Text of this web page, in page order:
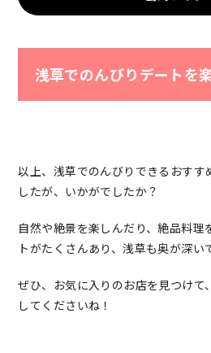
浅草でのんびりデートを
以上、浅草でのんびりできるおすす
したが、いかがでしたか？
自然や絶景を楽しんだり、絶品料理
トがたくさんあり、浅草も奥が深い
ぜひ、お気に入りのお店を見つけて
してくださいね！